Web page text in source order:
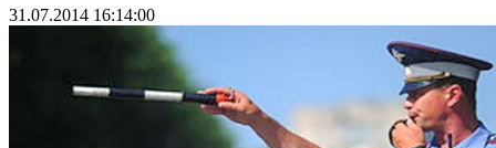
31.07.2014 16:14:00